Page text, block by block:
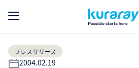
プレスリリース
2004.02.19